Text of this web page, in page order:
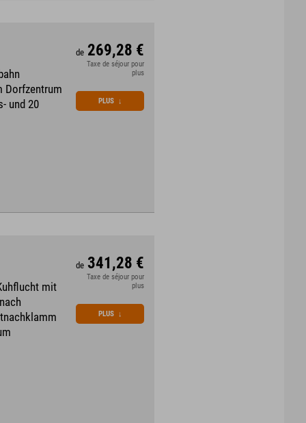
Dorfzentrum
und 20
de 269,28 €
Taxe de séjour pour
plus
PLUS ↓
mit
de 341,28 €
Taxe de séjour pour
plus
PLUS ↓